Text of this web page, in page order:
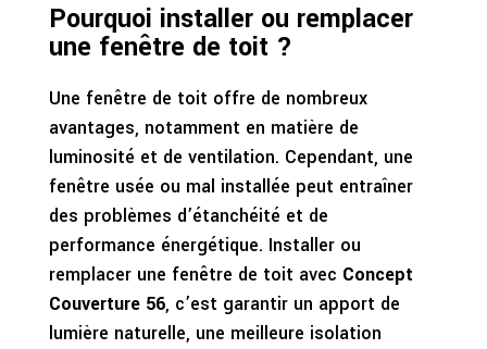
Pourquoi installer ou remplacer
une fenêtre de toit ?
Une fenêtre de toit offre de nombreux
avantages, notamment en matière de
luminosité et de ventilation. Cependant, une
fenêtre usée ou mal installée peut entraîner
des problèmes d’étanchéité et de
performance énergétique. Installer ou
remplacer une fenêtre de toit avec Concept
Couverture 56, c’est garantir un apport de
lumière naturelle, une meilleure isolation